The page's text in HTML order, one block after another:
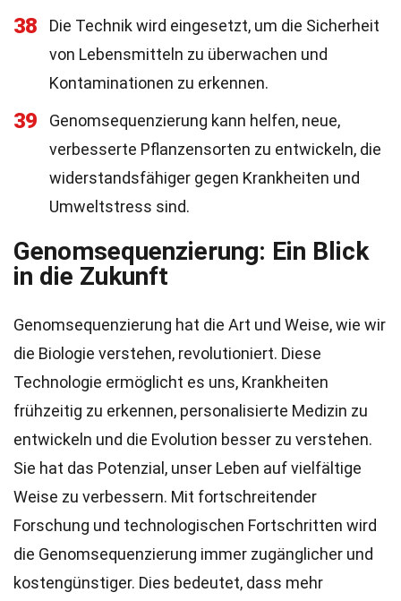
38
Die Technik wird eingesetzt, um die Sicherheit
von Lebensmitteln zu überwachen und
Kontaminationen zu erkennen.
39
Genomsequenzierung kann helfen, neue,
verbesserte Pflanzensorten zu entwickeln, die
widerstandsfähiger gegen Krankheiten und
Umweltstress sind.
Genomsequenzierung: Ein Blick
in die Zukunft
Genomsequenzierung hat die Art und Weise, wie wir
die Biologie verstehen, revolutioniert. Diese
Technologie ermöglicht es uns, Krankheiten
frühzeitig zu erkennen, personalisierte Medizin zu
entwickeln und die Evolution besser zu verstehen.
Sie hat das Potenzial, unser Leben auf vielfältige
Weise zu verbessern. Mit fortschreitender
Forschung und technologischen Fortschritten wird
die Genomsequenzierung immer zugänglicher und
kostengünstiger. Dies bedeutet, dass mehr